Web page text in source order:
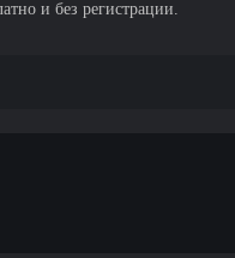
и без регистрации.